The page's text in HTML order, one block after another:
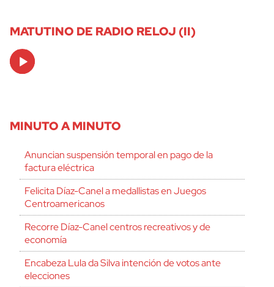
MATUTINO DE RADIO RELOJ (II)
Audio
Player
MINUTO A MINUTO
Anuncian suspensión temporal en pago de la
factura eléctrica
Felicita Díaz-Canel a medallistas en Juegos
Centroamericanos
Recorre Díaz-Canel centros recreativos y de
economía
Encabeza Lula da Silva intención de votos ante
elecciones